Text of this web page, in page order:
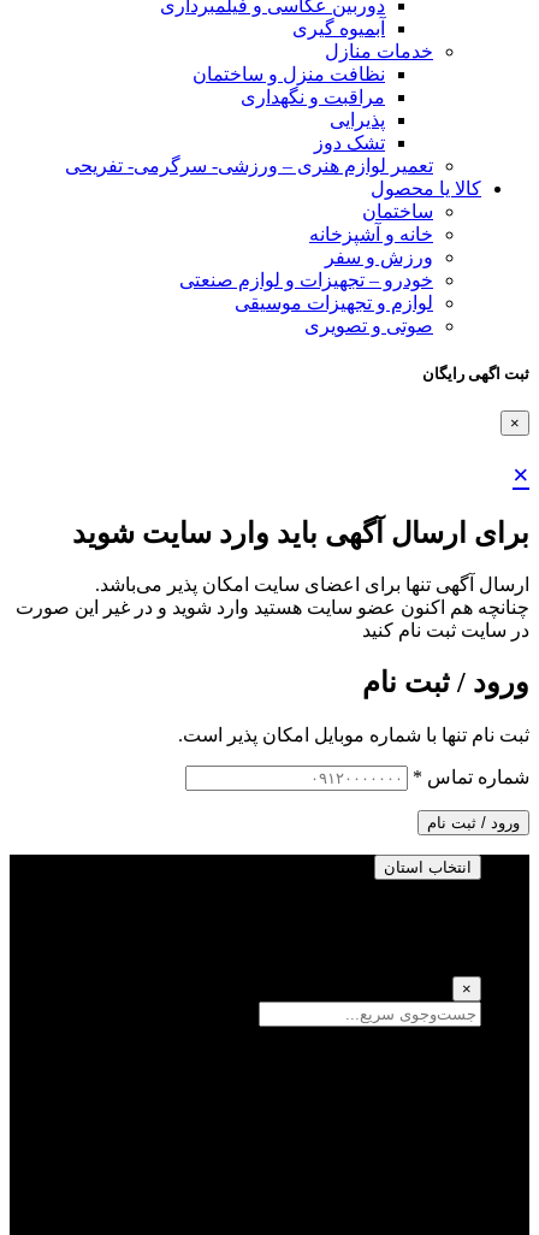
دوربین عکاسی و فیلمبرداری
آبمیوه گیری
خدمات منازل
نظافت منزل و ساختمان
مراقبت و نگهداری
پذیرایی
تشک دوز
تعمیر لوازم هنری – ورزشی- سرگرمی- تفریحی
کالا یا محصول
ساختمان
خانه و آشپزخانه
ورزش و سفر
خودرو – تجهیزات و لوازم صنعتی
لوازم و تجهیزات موسیقی
صوتی و تصویری
ثبت اگهی رایگان
×
×
برای ارسال آگهی باید وارد سایت شوید
ارسال آگهی تنها برای اعضای سایت امکان پذیر می‌باشد.
چنانچه هم‌ اکنون عضو سایت هستید وارد شوید و در غیر این صورت
در سایت ثبت نام کنید
ورود / ثبت نام
ثبت نام تنها با شماره موبایل امکان پذیر است.
شماره تماس *
ورود / ثبت نام
انتخاب استان
×